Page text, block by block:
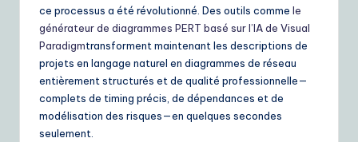
ce processus a été révolutionné. Des outils comme le
générateur de diagrammes PERT basé sur l’IA de Visual
Paradigmtransforment maintenant les descriptions de
projets en langage naturel en diagrammes de réseau
entièrement structurés et de qualité professionnelle—
complets de timing précis, de dépendances et de
modélisation des risques—en quelques secondes
seulement.